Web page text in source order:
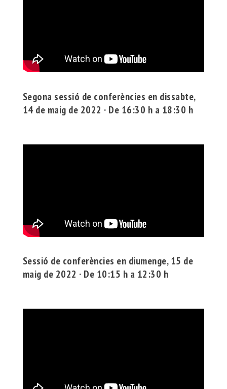
Segona sessió de conferències en dissabte,
14 de maig de 2022 · De 16:30 h a 18:30 h
Sessió de conferències en diumenge, 15 de
maig de 2022 · De 10:15 h a 12:30 h